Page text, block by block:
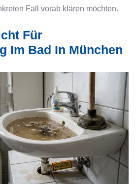
Fall vorab klären möchten.
Für
Im Bad In München